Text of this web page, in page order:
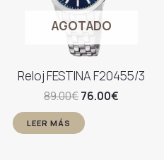
AGOTADO
Reloj FESTINA F20455/3
89.00€El
original
era:
76.00€
LEER MÁS